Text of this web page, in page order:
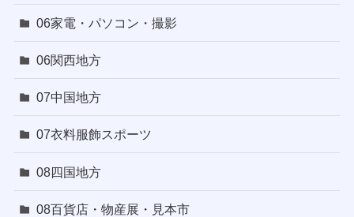
06家電・パソコン・撮影
06関西地方
07中国地方
07衣料服飾スポーツ
08四国地方
08百貨店・物産展・見本市